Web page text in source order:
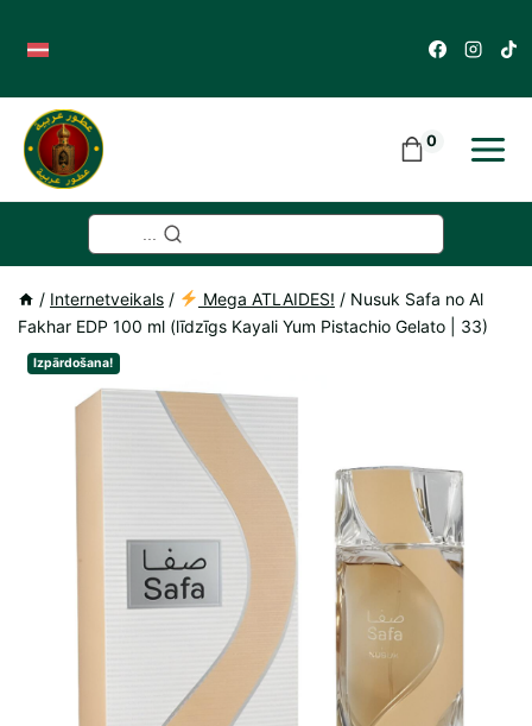
content
0
/ Internetveikals / Mega ATLAIDES! / Nusuk Safa no Al
Fakhar EDP 100 ml (līdzīgs Kayali Yum Pistachio Gelato | 33)
Izpārdošana!